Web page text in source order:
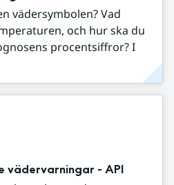
vädersymbolen? Vad
och hur ska du
procentsiffror? I
vädervarningar - API